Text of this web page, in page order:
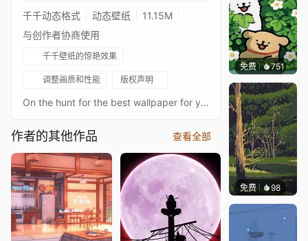
千千动态格式 动态壁纸
11.15M
与创作者协商使用
千千壁纸的惊艳效果
调整画质和性能 版权声明
On the hunt for the best wallpaper for your setup, that'll truly level up your space? You've come to the right place, you'll find wonderful wallpaper that I made to fit your style, so go ahead and download it right now!Also can't forget to follow me hereâ€‹â€‹â€‹â€‹â€‹â€‹â€‹ for upcoming wallpapers. INSPIRATION:https://www.behance.net/gallery/80867919/CD-ARTWORK-VOL01https://www.behance.net/gallery/87826221/Bible-Verses-Social-Media-Vol2MUSIC:â™« Nebula [Foam and Sand Rework] - Robot Kochâ™« https://youtu.be/zODnQnX2oJ0ANIMATION CREDIT:Animation by Blvk_Knxght TAGS: music, spotify, media, ui, font, dark, noise, skull, white, visualâª¢ DISCLAIMER âª¡This animation contains artwork created by others. We have made every effort to properly credit the original creators and to obtain permission for its use. If you believe that your work has been used without proper credit or permission, please contact us and we will promptly correct the attribution or remove the material. We appreciate the support of the creative community and respect the rights of all artists./正在为你的设备寻找最棒的壁纸，一款能真正提升你空间格调的壁纸吗？你来对地方了，你会找到我制作的精美壁纸，它们能契合你的风格，所以赶紧现在就下载吧！ 另外，别忘了在这里关注我，以便获取即将推出的壁纸。 灵感来源： https://www.behance.net/gallery/80867919/CD-ARTWORK-VOL01 https://www.behance.net/gallery/87826221/Bible-Verses-Social-Media-Vol2 音乐： ♫《Nebula [Foam and Sand Rework]》- Robot Koch ♫ https://youtu.be/zODnQnX2oJ0 动画制作致谢： 动画由 Blvk_Knxght 制作 标签： 音乐、Spotify、媒体、用户界面、字体、黑暗、噪点、骷髅、白色、视觉 声明： 本动画包含他人创作的艺术作品。我们已尽力对原创作者进行适当署名并获得使用许可。如果你认为你的作品未被适当署名或未经许可被使用，请与我们联系，我们将立即更正署名或移除相关内容。我们感谢创意社区的支持，并尊重所有艺术家的权利。
作者的其他作品 查看全部
免费 751渔小小
免费 98